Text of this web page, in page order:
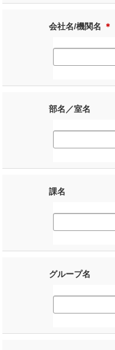
会社名/機関名 ＊
部名／室名
課名
グループ名